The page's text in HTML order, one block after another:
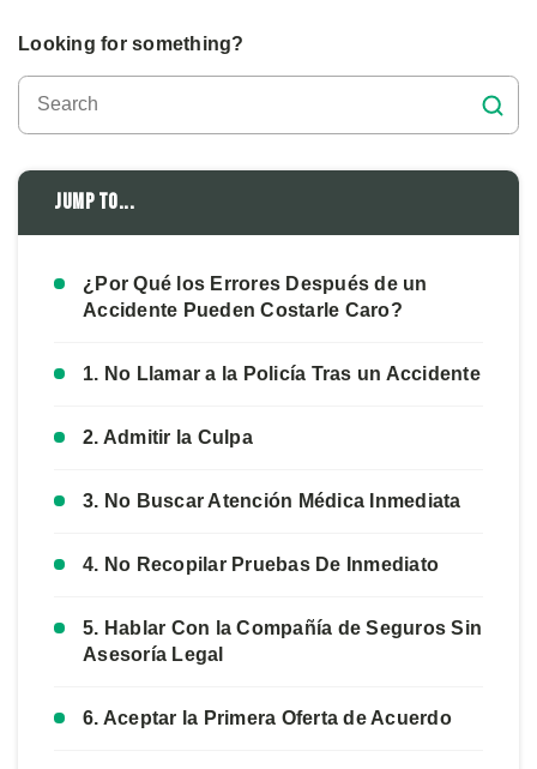
Looking for something?
Jump to...
¿Por Qué los Errores Después de un
Accidente Pueden Costarle Caro?
1. No Llamar a la Policía Tras un Accidente
2. Admitir la Culpa
3. No Buscar Atención Médica Inmediata
4. No Recopilar Pruebas De Inmediato
5. Hablar Con la Compañía de Seguros Sin
Asesoría Legal
6. Aceptar la Primera Oferta de Acuerdo